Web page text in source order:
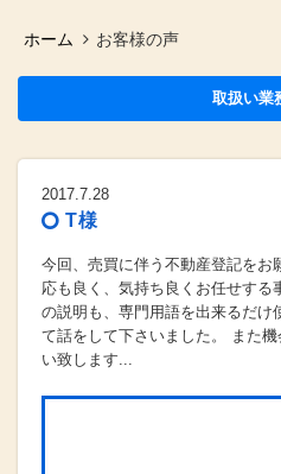
ホーム お客様の声
取扱い業
2017.7.28
T様
今回、売買に伴う不動産登記をお
応も良く、気持ち良くお任せする
の説明も、専門用語を出来るだけ
て話をして下さいました。 また
い致します...